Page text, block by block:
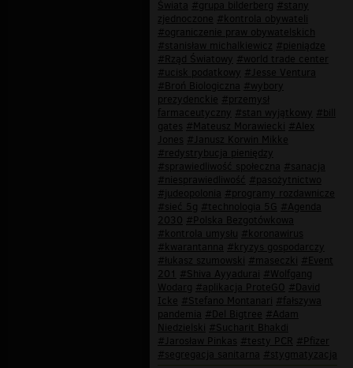
Świata #grupa bilderberg #stany
zjednoczone #kontrola obywateli
#ograniczenie praw obywatelskich
#stanisław michalkiewicz #pieniądze
#Rząd Światowy #world trade center
#ucisk podatkowy #Jesse Ventura
#Broń Biologiczna #wybory
prezydenckie #przemysł
farmaceutyczny #stan wyjątkowy #bill
gates #Mateusz Morawiecki #Alex
Jones #Janusz Korwin Mikke
#redystrybucja pieniędzy
#sprawiedliwość społeczna #sanacja
#niesprawiedliwość #pasożytnictwo
#judeopolonia #programy rozdawnicze
#sieć 5g #technologia 5G #Agenda
2030 #Polska Bezgotówkowa
#kontrola umysłu #koronawirus
#kwarantanna #kryzys gospodarczy
#łukasz szumowski #maseczki #Event
201 #Shiva Ayyadurai #Wolfgang
Wodarg #aplikacja ProteGO #David
Icke #Stefano Montanari #fałszywa
pandemia #Del Bigtree #Adam
Niedzielski #Sucharit Bhakdi
#Jarosław Pinkas #testy PCR #Pfizer
#segregacja sanitarna #stygmatyzacja